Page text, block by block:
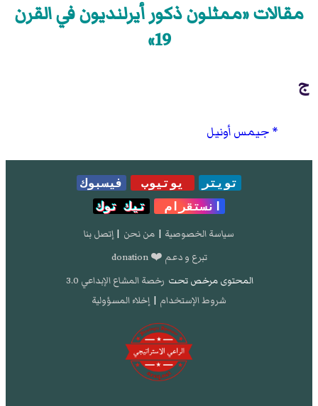
مقالات «ممثلون ذكور أيرلنديون في القرن
19»
ج
جيمس أونيل
تويتر يوتيوب
فيسبوك
انستقرام
تيك توك
سياسة الخصوصية | من نحن | إتصل بنا
تبرع و دعم ❤️ donation
المحتوى مرخص تحت رخصة المشاع الإبداعي 3.0
شروط الإستخدام | إخلاء المسؤولية